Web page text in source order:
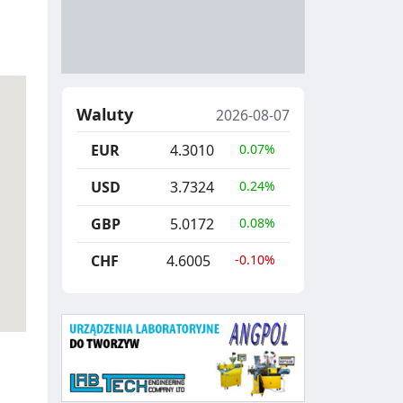
I
E
,
S
R
G
A
C
U
C
J
A
Waluty
2026-08-07
EUR
4.3010 0.07%
USD 3.7324 0.24%
GBP 5.0172 0.08%
CHF 4.6005 -0.10%